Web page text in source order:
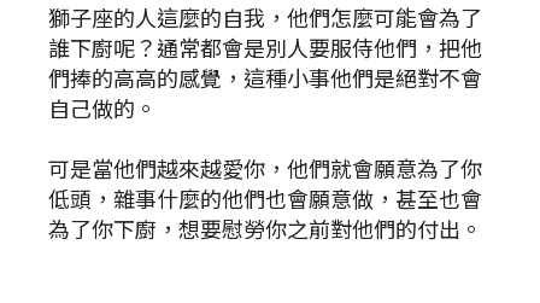
獅子座的人這麼的自我，他們怎麼可能會為了
誰下廚呢？通常都會是別人要服侍他們，把他
們捧的高高的感覺，這種小事他們是絕對不會
自己做的。
可是當他們越來越愛你，他們就會願意為了你
低頭，雜事什麼的他們也會願意做，甚至也會
為了你下廚，想要慰勞你之前對他們的付出。